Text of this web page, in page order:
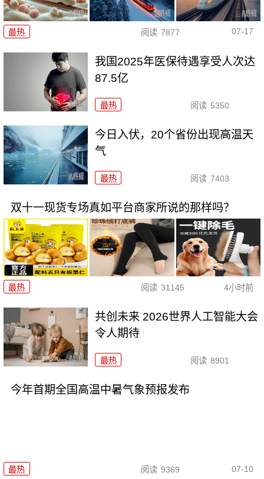
最热 阅读 7877 07-17
我国2025年医保待遇享受人次达
87.5亿
最热 阅读 5350
今日入伏，20个省份出现高温天
气
最热 阅读 7403
双十一现货专场真如平台商家所说的那样吗？
最热 阅读 31145 4小时前
共创未来 2026世界人工智能大会
令人期待
最热 阅读 8901
今年首期全国高温中暑气象预报发布
最热 阅读 9369 07-10